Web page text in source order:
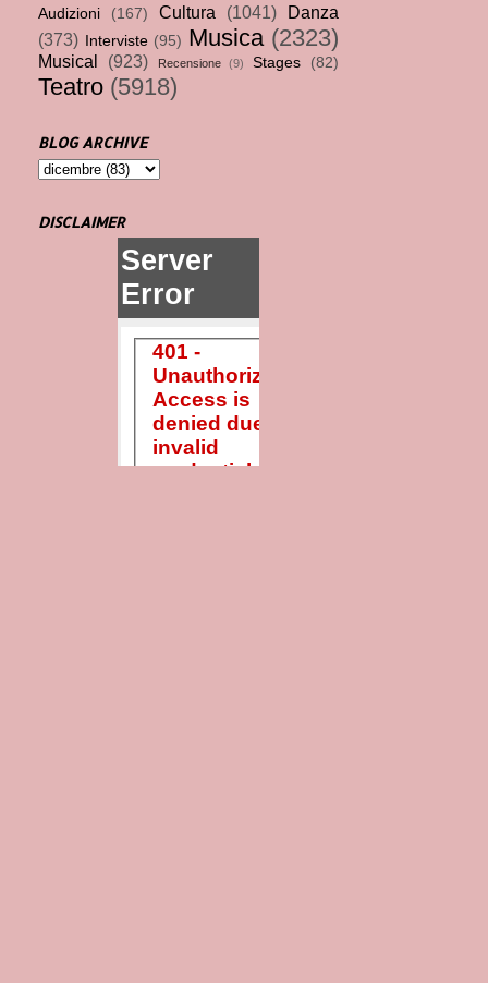
Audizioni (167) Cultura (1041)
Danza
(373)
Interviste (95) Musica (2323)
Musical (923) Recensione (9) Stages (82)
Teatro (5918)
BLOG ARCHIVE
DISCLAIMER